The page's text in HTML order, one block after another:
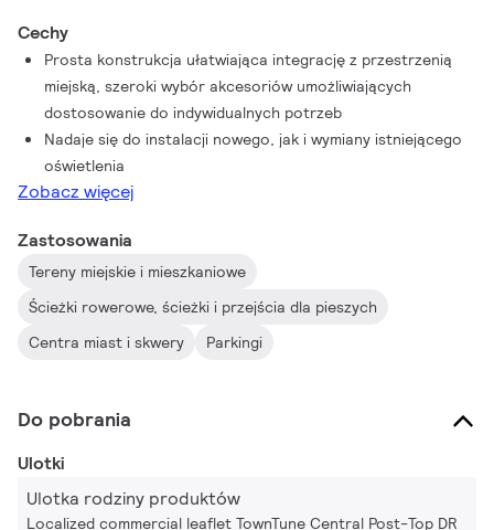
Signify Service Tag. Wystarczy zeskanować kod QR
umieszczony na wewnętrznej stronie drzwi masztu lub
bezpośrednio na oprawie, aby natychmiast uzyskać dostęp do
konfiguracji oprawy. Dzięki temu czynności konserwacyjne i
programowanie stają się szybsze i łatwiejsze, a Ty możesz
stworzyć cyfrową bibliotekę zasobów oświetleniowych i części
zamiennych. TownTune korzysta również z platformy
Co więcej, dzięki gotowości systemowej (SR) TownTune jest
także przygotowany na przyszłość. Rozwiązanie, które można
połączyć zarówno z samodzielnymi, jak i zaawansowanymi
Cechy
Prosta konstrukcja ułatwiająca integrację z przestrzenią
miejską, szeroki wybór akcesoriów umożliwiających
dostosowanie do indywidualnych potrzeb
Nadaje się do instalacji nowego, jak i wymiany istniejącego
oświetlenia
Zobacz więcej
Zastosowania
Tereny miejskie i mieszkaniowe
Ścieżki rowerowe, ścieżki i przejścia dla pieszych
Centra miast i skwery
Parkingi
Do pobrania
Ulotki
Ulotka rodziny produktów
Localized commercial leaflet TownTune Central Post-Top DR